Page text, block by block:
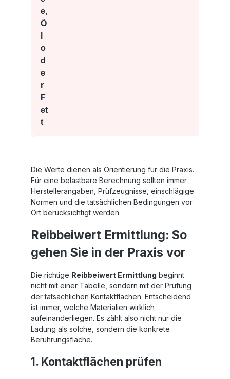
e,
Ö
o
d
e
r
F
et
t
Die Werte dienen als Orientierung für die Praxis.
Für eine belastbare Berechnung sollten immer
Herstellerangaben, Prüfzeugnisse, einschlägige
Normen und die tatsächlichen Bedingungen vor
Ort berücksichtigt werden.
Reibbeiwert Ermittlung: So
gehen Sie in der Praxis vor
Die richtige Reibbeiwert Ermittlung beginnt
nicht mit einer Tabelle, sondern mit der Prüfung
der tatsächlichen Kontaktflächen. Entscheidend
ist immer, welche Materialien wirklich
aufeinanderliegen. Es zählt also nicht nur die
Ladung als solche, sondern die konkrete
Berührungsfläche.
1. Kontaktflächen prüfen